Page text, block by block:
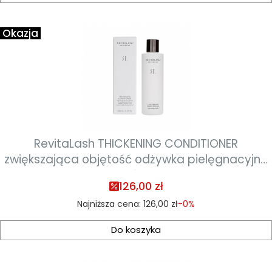
Okazja
RevitaLash THICKENING CONDITIONER
zwiększająca objętość odżywka pielęgnacyjna
do włosów 250ml
126,00 zł
Najniższa cena: 126,00 zł-0%
Do koszyka